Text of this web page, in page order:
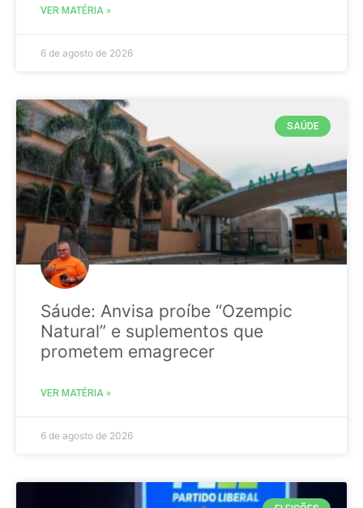
VER MATÉRIA »
6 de agosto de 2026
SAÚDE
Sáude: Anvisa proíbe “Ozempic
Natural” e suplementos que
prometem emagrecer
VER MATÉRIA »
6 de agosto de 2026